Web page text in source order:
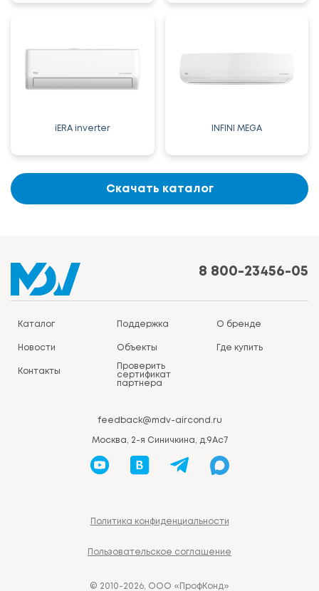
iERA inverter INFINI MEGA
Скачать каталог
8 800-23456-05
Каталог Поддержка О бренде
Новости Объекты Где купить
Контакты
Проверить
сертификат
партнера
feedback@mdv-aircond.ru
Москва, 2-я Синичкина, д.9Ас7
Политика конфиденциальности
Пользовательское соглашение
© 2010-2026, ООО «ПрофКонд»